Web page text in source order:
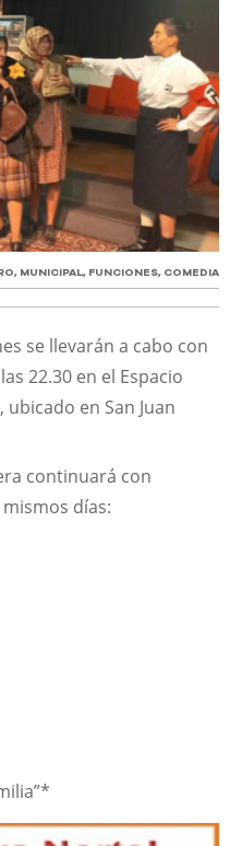
, MUNICIPAL, FUNCIONES, COMEDIA
se llevarán a cabo con
22.30 en el Espacio
en San Juan
continuará con
días: